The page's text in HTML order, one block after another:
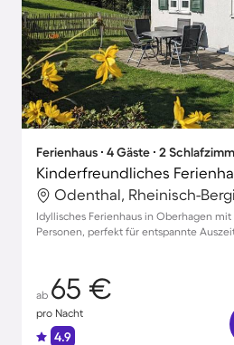
Ferienhaus ∙ 4 Gäste ∙ 2
Idyllisches Ferienhaus in Oberhagen
Personen, perfekt für entspannte
ab 65 €
pro Nacht
4.9